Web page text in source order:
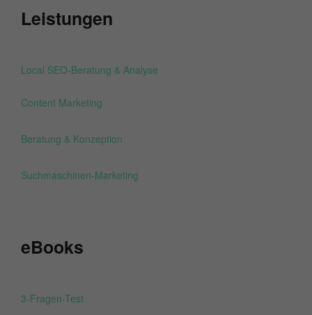
Leistungen
Local SEO-Beratung & Analyse
Content Marketing
Beratung & Konzeption
Suchmaschinen-Marketing
eBooks
3-Fragen-Test